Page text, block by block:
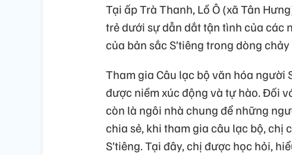
Tại ấp Trà Thanh, Lồ Ô (xã Tân
trẻ dưới sự dẫn dắt tận tình của các
của bản sắc S’tiêng trong dòng
Tham gia Câu lạc bộ văn hóa người
được niềm xúc động và tự hào. Đối
còn là ngôi nhà chung để những
chia sẻ, khi tham gia câu lạc bộ, chị
S’tiêng. Tại đây, chị được học hỏi,